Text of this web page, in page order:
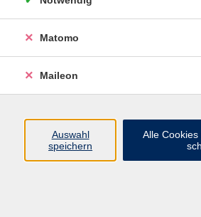
Matomo
Maileon
Auswahl
speichern
Alle